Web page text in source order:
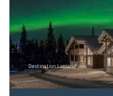
Autorundreise
Bahnreise (0)
Busreisen (0)
Erlebnisreisen
Destination Lapland